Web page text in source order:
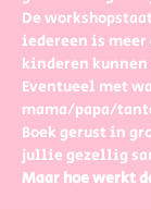
De
iedereen is
kinderen kunnen
Eventueel met
mama/papa/
Boek gerust in
jullie gezellig
Maar hoe werkt